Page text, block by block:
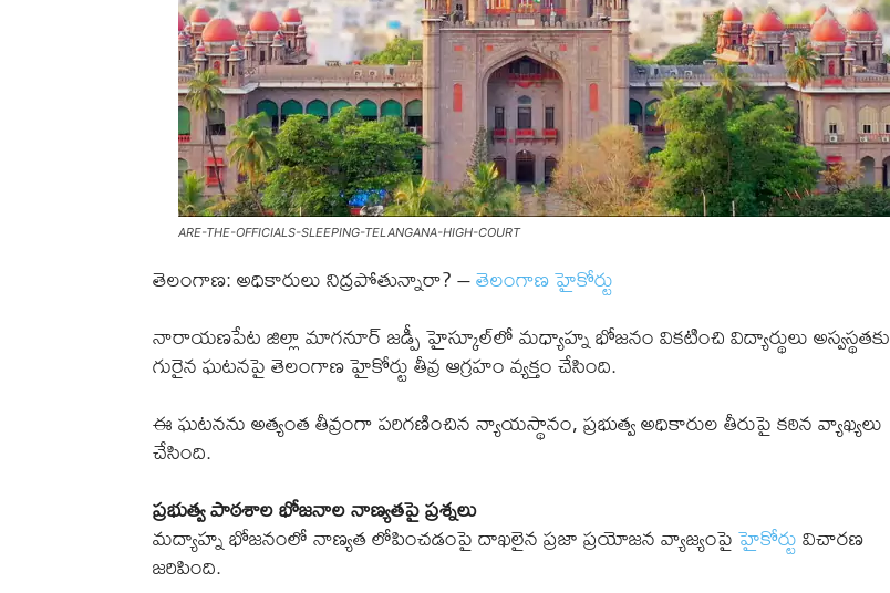
ARE-THE-OFFICIALS-SLEEPING-TELANGANA-HIGH-COURT
తెలంగాణ: అధికారులు నిద్రపోతున్నారా? –తెలంగాణ హైకోర్టు
నారాయణపేట జిల్లా మాగనూర్‌ జడ్పీ హైస్కూల్‌లో మధ్యాహ్న భోజనం వికటించి విద్యార్థులు అస్వస్థతకు
గురైన ఘటనపై తెలంగాణ హైకోర్టు తీవ్ర ఆగ్రహం వ్యక్తం చేసింది.
ఈ ఘటనను అత్యంత తీవ్రంగా పరిగణించిన న్యాయస్థానం, ప్రభుత్వ అధికారుల తీరుపై కఠిన వ్యాఖ్యలు
చేసింది.
ప్రభుత్వ పాఠశాల భోజనాల నాణ్యతపై ప్రశ్నలు
మద్యాహ్న భోజనంలో నాణ్యత లోపించడంపై దాఖలైన ప్రజా ప్రయోజన వ్యాజ్యంపైహైకోర్టువిచారణ
జరిపింది.